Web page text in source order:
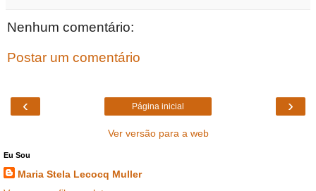
Nenhum comentário:
Postar um comentário
‹ ›
Página inicial
Ver versão para a web
Eu Sou
Maria Stela Lecocq Muller